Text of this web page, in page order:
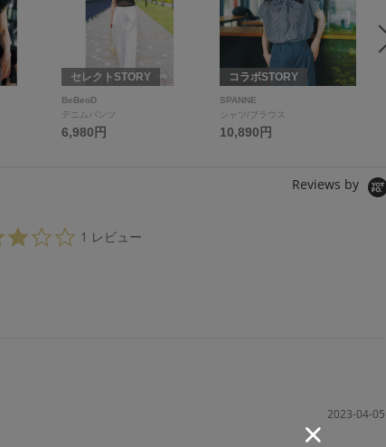
セレクトSTORY
BeBeoD
デニムパンツ
6,980円
コラボSTORY
SPANNE
シャツ/ブラウス
10,890円
Reviews by
3.
1 レビュー
2023-04-05